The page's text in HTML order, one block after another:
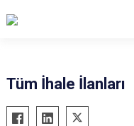
Göynücek
Tüm İhale İlanları